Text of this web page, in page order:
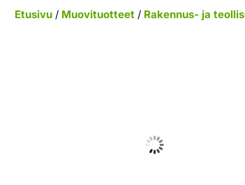
Etusivu/ Muovituotteet/ Rakennus- ja